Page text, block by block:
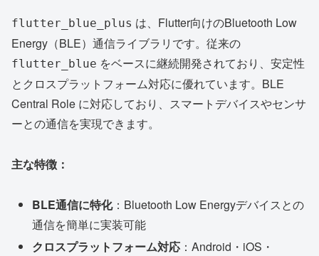
flutter_blue_plus は、Flutter向けのBluetooth Low
Energy（BLE）通信ライブラリです。従来の
flutter_blue をベースに継続開発されており、安定性
とクロスプラットフォーム対応に優れています。BLE
Central Role に対応しており、スマートデバイスやセンサ
ーとの通信を実現できます。
主な特徴：
BLE通信に特化：Bluetooth Low Energyデバイスとの
通信を簡単に実装可能
クロスプラットフォーム対応 ：Android・iOS・